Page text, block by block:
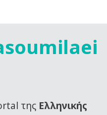
της Ελληνικής